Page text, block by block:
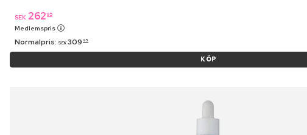
SEK 262 95
Medlemspris
Normalpris: SEK 309 95
KÖP